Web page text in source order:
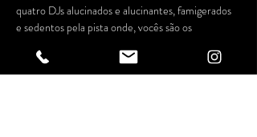
quatro DJs alucinados e alucinantes, famigerados
e sedentos pela pista onde, vocês são os
Sem mais delongas, os DJs são:
El Gato Negro